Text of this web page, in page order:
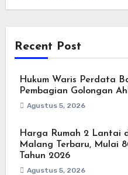
Recent Post
Hukum Waris Perdata
Pembagian Golongan
Agustus 5, 2026
Harga Rumah 2 Lantai
Malang Terbaru, Mulai
Tahun 2026
Agustus 5, 2026